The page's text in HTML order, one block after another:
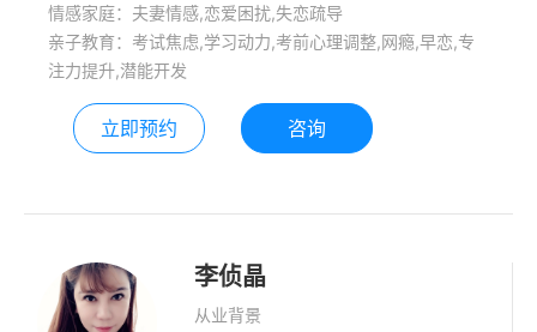
情感家庭：夫妻情感,恋爱困扰,失恋疏导
亲子教育：考试焦虑,学习动力,考前心理调整,网瘾,早恋,专
注力提升,潜能开发
立即预约 咨询
李侦晶
从业背景